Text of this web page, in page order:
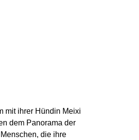
mit ihrer Hündin Meixi
dem Panorama der
die ihre